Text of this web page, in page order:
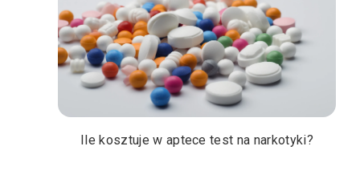
Ile kosztuje w aptece test na narkotyki?